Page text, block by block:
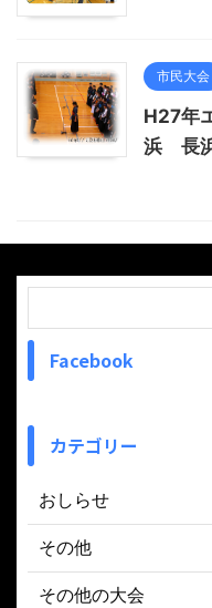
市民大会
H27年
浜 長
Facebook
カテゴリー
おしらせ
その他
その他の大会